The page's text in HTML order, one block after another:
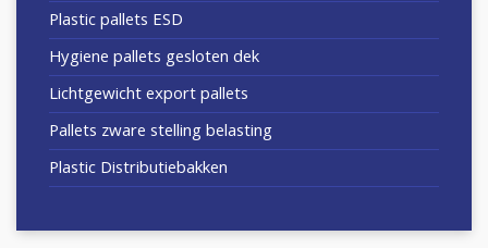
Plastic pallets ESD
Hygiene pallets gesloten dek
Lichtgewicht export pallets
Pallets zware stelling belasting
Plastic Distributiebakken